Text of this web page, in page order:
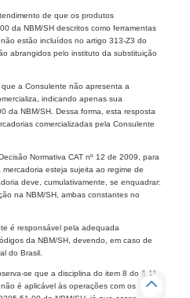
de que os produtos
da NBM/SH descritos como ferramentas
estão incluídos no artigo 313-Z3 do
abrangidos pelo instituto da substituição
a Consulente não apresenta a
indicando apenas sua
da NBM/SH. Dessa forma, esta resposta
comercializadas pela Consulente
Normativa CAT nº 12 de 2009, para
esteja sujeita ao regime de
deve, cumulativamente, se enquadrar:
na NBM/SH, ambas constantes no
é responsável pela adequada
da NBM/SH, devendo, em caso de
do Brasil.
se que a disciplina do item 8 do § 1º
é aplicável às operações com os